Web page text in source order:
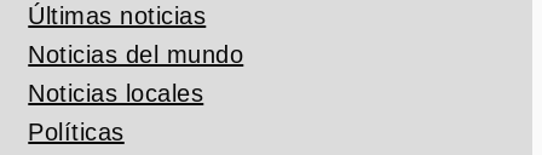
Últimas noticias
Noticias del mundo
Noticias locales
Políticas